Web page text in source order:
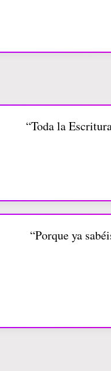
“Toda la
“Porque ya